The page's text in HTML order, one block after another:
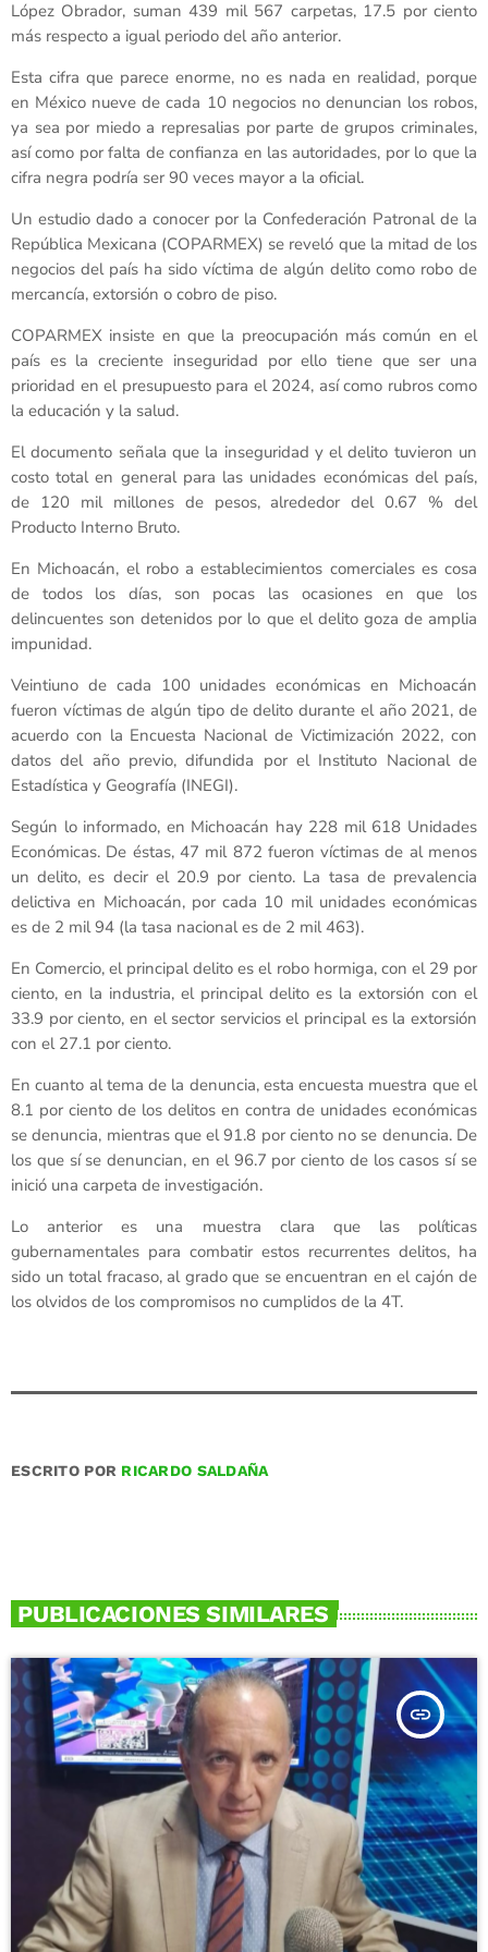
López Obrador, suman 439 mil 567 carpetas, 17.5 por ciento
más respecto a igual periodo del año anterior.
Esta cifra que parece enorme, no es nada en realidad, porque
en México nueve de cada 10 negocios no denuncian los robos,
ya sea por miedo a represalias por parte de grupos criminales,
así como por falta de confianza en las autoridades, por lo que la
cifra negra podría ser 90 veces mayor a la oficial.
Un estudio dado a conocer por la Confederación Patronal de la
República Mexicana (COPARMEX) se reveló que la mitad de los
negocios del país ha sido víctima de algún delito como robo de
mercancía, extorsión o cobro de piso.
COPARMEX insiste en que la preocupación más común en el
país es la creciente inseguridad por ello tiene que ser una
prioridad en el presupuesto para el 2024, así como rubros como
la educación y la salud.
El documento señala que la inseguridad y el delito tuvieron un
costo total en general para las unidades económicas del país,
de 120 mil millones de pesos, alrededor del 0.67 % del
Producto Interno Bruto.
En Michoacán, el robo a establecimientos comerciales es cosa
de todos los días, son pocas las ocasiones en que los
delincuentes son detenidos por lo que el delito goza de amplia
impunidad.
Veintiuno de cada 100 unidades económicas en Michoacán
fueron víctimas de algún tipo de delito durante el año 2021, de
acuerdo con la Encuesta Nacional de Victimización 2022, con
datos del año previo, difundida por el Instituto Nacional de
Estadística y Geografía (INEGI).
Según lo informado, en Michoacán hay 228 mil 618 Unidades
Económicas. De éstas, 47 mil 872 fueron víctimas de al menos
un delito, es decir el 20.9 por ciento. La tasa de prevalencia
delictiva en Michoacán, por cada 10 mil unidades económicas
es de 2 mil 94 (la tasa nacional es de 2 mil 463).
En Comercio, el principal delito es el robo hormiga, con el 29 por
ciento, en la industria, el principal delito es la extorsión con el
33.9 por ciento, en el sector servicios el principal es la extorsión
con el 27.1 por ciento.
En cuanto al tema de la denuncia, esta encuesta muestra que el
8.1 por ciento de los delitos en contra de unidades económicas
se denuncia, mientras que el 91.8 por ciento no se denuncia. De
los que sí se denuncian, en el 96.7 por ciento de los casos sí se
inició una carpeta de investigación.
Lo anterior es una muestra clara que las políticas
gubernamentales para combatir estos recurrentes delitos, ha
sido un total fracaso, al grado que se encuentran en el cajón de
los olvidos de los compromisos no cumplidos de la 4T.
ESCRITO POR RICARDO SALDAÑA
PUBLICACIONES SIMILARES
insert_link